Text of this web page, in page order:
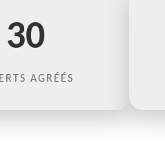
30
AGRÉÉS